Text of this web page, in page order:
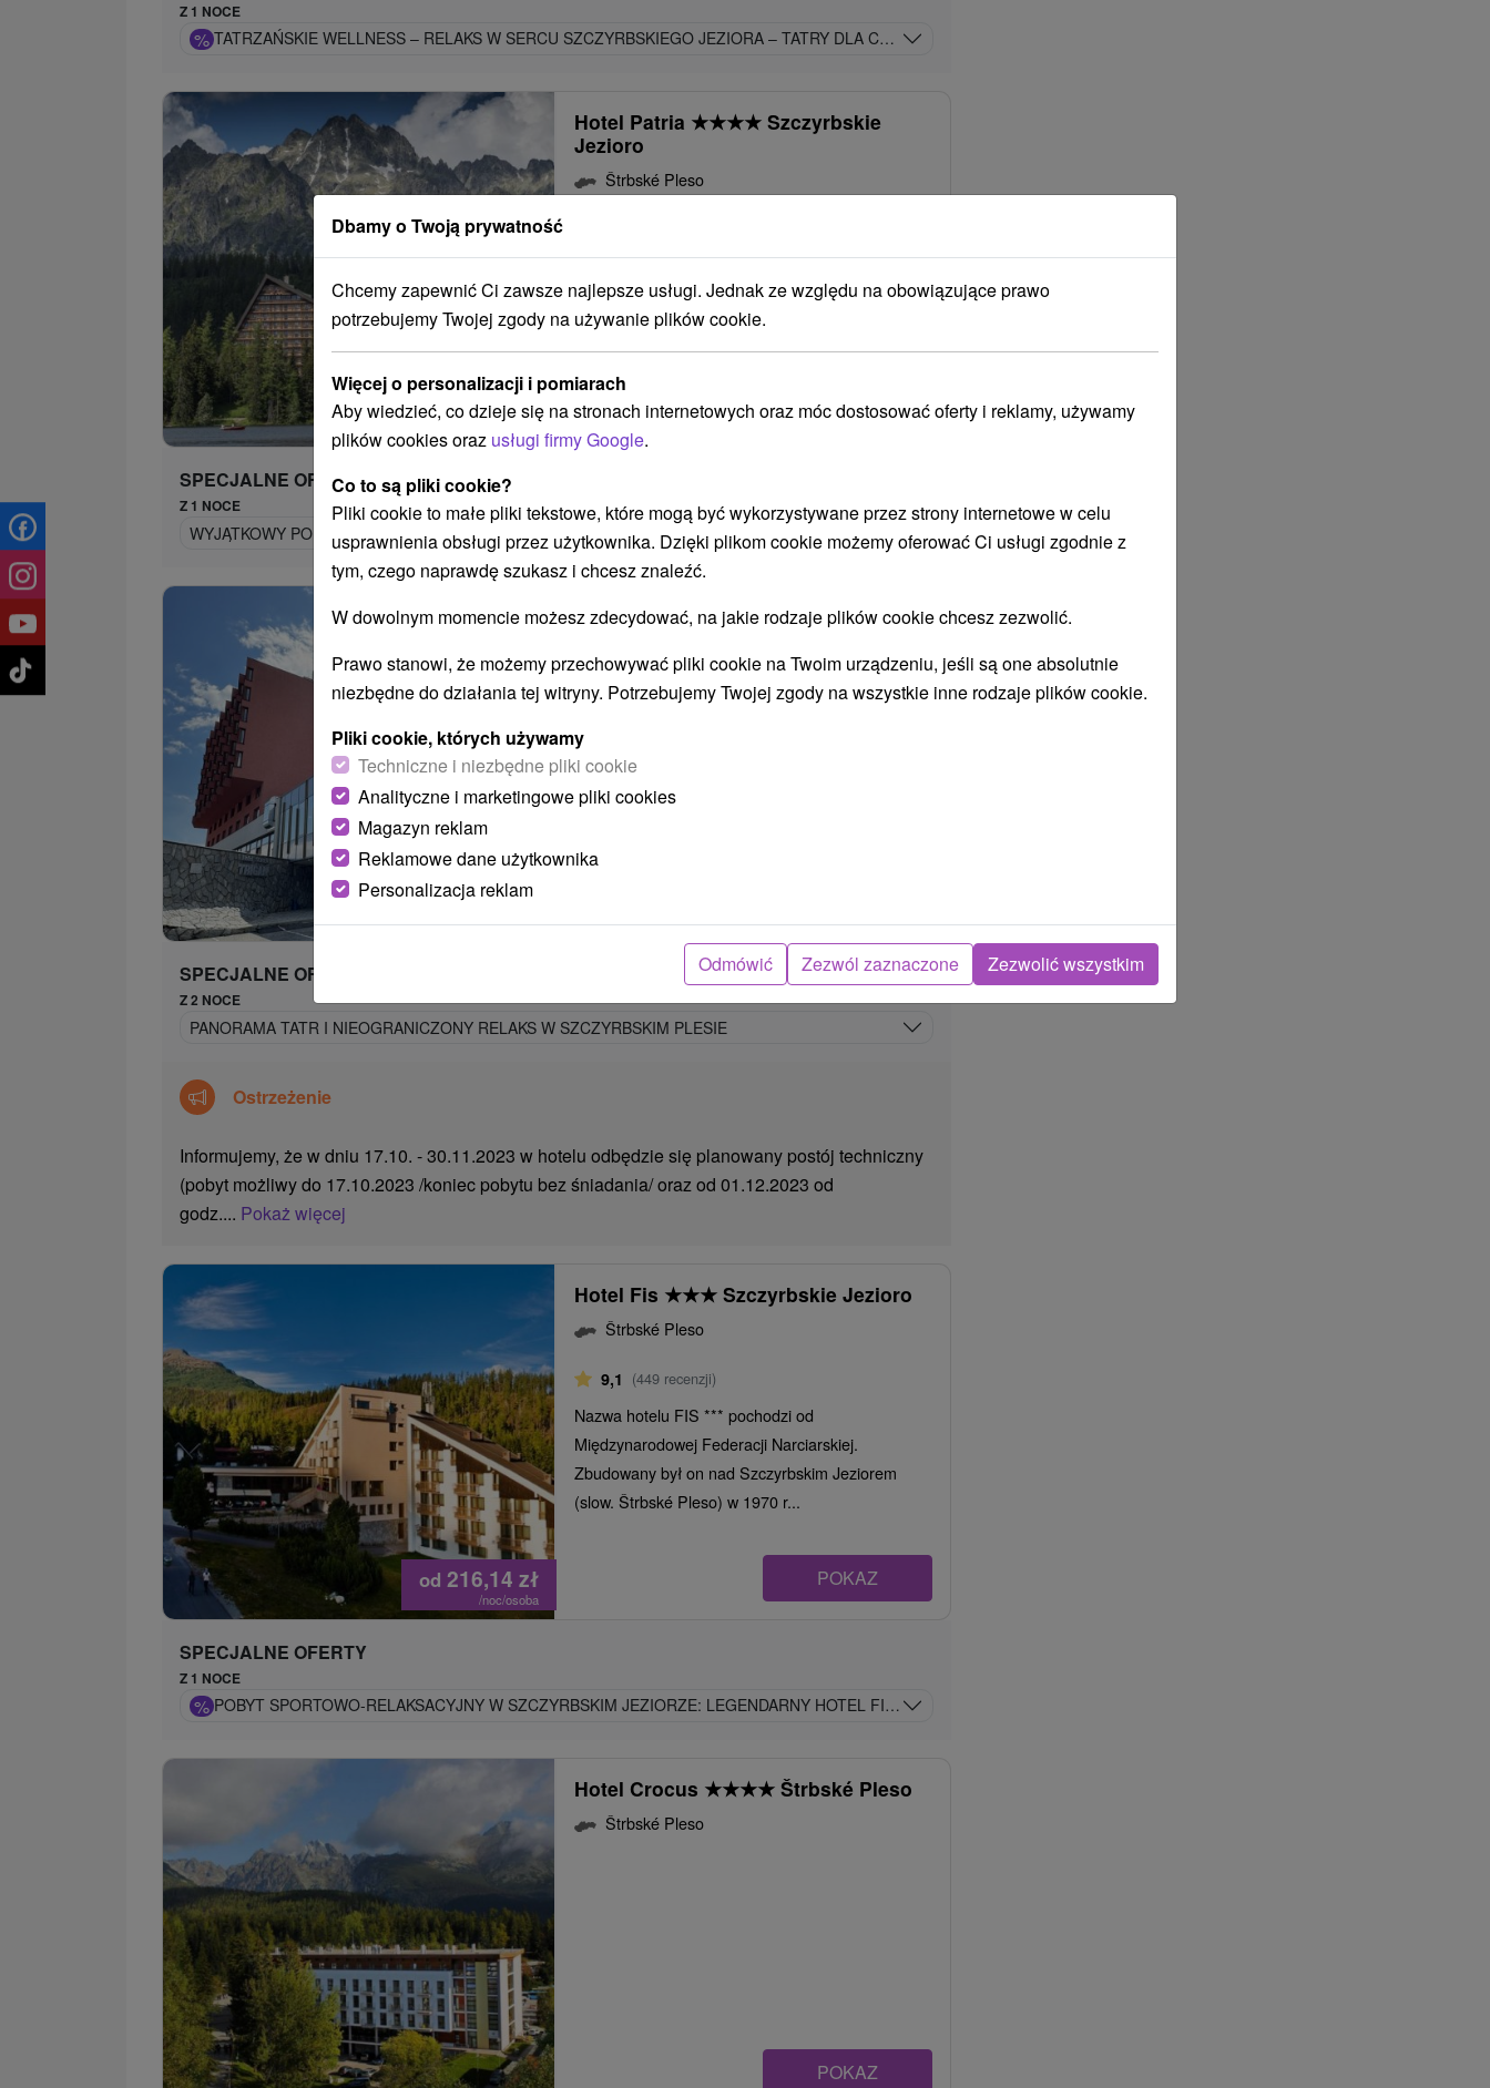
Z 1 NOCE
% TATRZAŃSKIE WELLNESS – RELAKS W SERCU SZCZYRBSKIEGO JEZIORA – TATRY DLA CAŁEJ RODZINY
od 432,82zł
/noc/osoba
Hotel Patria ★★★★ Szczyrbskie
Jezioro
Štrbské Pleso
miejscowości w Tatrach Wysokich w Szczyrbskim
Jeziorze (slow. Štrbské Pleso) 1346 m...
POKAZ
SPECJALNE OFERTY
Z 1 NOCE
WYJĄTKOWY POBYT NAD JEZIOREM SZCZYRBSKIM: RELAKS I ZABAWA DLA CAŁEJ RODZINY
od332,94zł
/noc/osoba
Hotel SOREA TRIGAN★★★
Štrbské Pleso
Hotel SOREA TRIGAN *** położony jest w
atrakcyjnym górskim otoczeniu Jeziora
Szczyrbskiego, niedaleko Nowego Jeziora
SPECJALNE OFERTY
Z 2 NOCE
PANORAMA TATR I NIEOGRANICZONY RELAKS W SZCZYRBSKIM PLESIE
Ostrzeżenie
Informujemy, że w dniu 17.10. - 30.11.2023 w hotelu odbędzie się planowany postój techniczny
(pobyt możliwy do 17.10.2023 /koniec pobytu bez śniadania/ oraz od 01.12.2023 od
godz.... Pokaż więcej
od 216,14 zł
/noc/osoba
Hotel Fis ★★★ Szczyrbskie Jezioro
Štrbské Pleso
9,1 (449 recenzji)
Nazwa hotelu FIS *** pochodzi od
Międzynarodowej Federacji Narciarskiej.
Zbudowany był on nad Szczyrbskim Jeziorem
(slow. Štrbské Pleso) w 1970 r...
POKAZ
SPECJALNE OFERTY
Z 1 NOCE
% POBYT SPORTOWO-RELAKSACYJNY W SZCZYRBSKIM JEZIORZE: LEGENDARNY HOTEL FIS Z KOLEJKAMI LINOWYMI I PARKAMI WODNYMI W CENIE
Hotel Crocus ★★★★ Štrbské Pleso
Štrbské Pleso
POKAZ
Dbamy o Twoją prywatność
Chcemy zapewnić Ci zawsze najlepsze usługi. Jednak ze względu na obowiązujące prawo
potrzebujemy Twojej zgody na używanie plików cookie.
Więcej o personalizacji i pomiarach
Aby wiedzieć, co dzieje się na stronach internetowych oraz móc dostosować oferty i reklamy, używamy
plików cookies oraz usługi firmy Google.
Co to są pliki cookie?
Pliki cookie to małe pliki tekstowe, które mogą być wykorzystywane przez strony internetowe w celu
usprawnienia obsługi przez użytkownika. Dzięki plikom cookie możemy oferować Ci usługi zgodnie z
tym, czego naprawdę szukasz i chcesz znaleźć.
W dowolnym momencie możesz zdecydować, na jakie rodzaje plików cookie chcesz zezwolić.
Prawo stanowi, że możemy przechowywać pliki cookie na Twoim urządzeniu, jeśli są one absolutnie
niezbędne do działania tej witryny. Potrzebujemy Twojej zgody na wszystkie inne rodzaje plików cookie.
Pliki cookie, których używamy
Techniczne i niezbędne pliki cookie
Analityczne i marketingowe pliki cookies
Magazyn reklam
Reklamowe dane użytkownika
Personalizacja reklam
Odmówić Zezwól zaznaczone Zezwolić wszystkim